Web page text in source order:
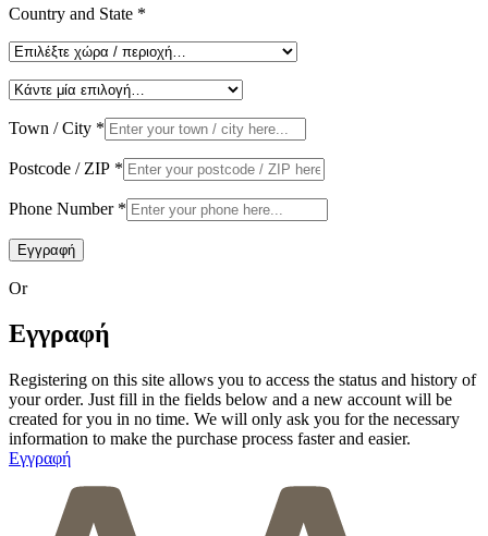
Country and State *
Town / City *
Postcode / ZIP *
Phone Number *
Εγγραφή
Or
Εγγραφή
Registering on this site allows you to access the status and history of
your order. Just fill in the fields below and a new account will be
created for you in no time. We will only ask you for the necessary
information to make the purchase process faster and easier.
Εγγραφή